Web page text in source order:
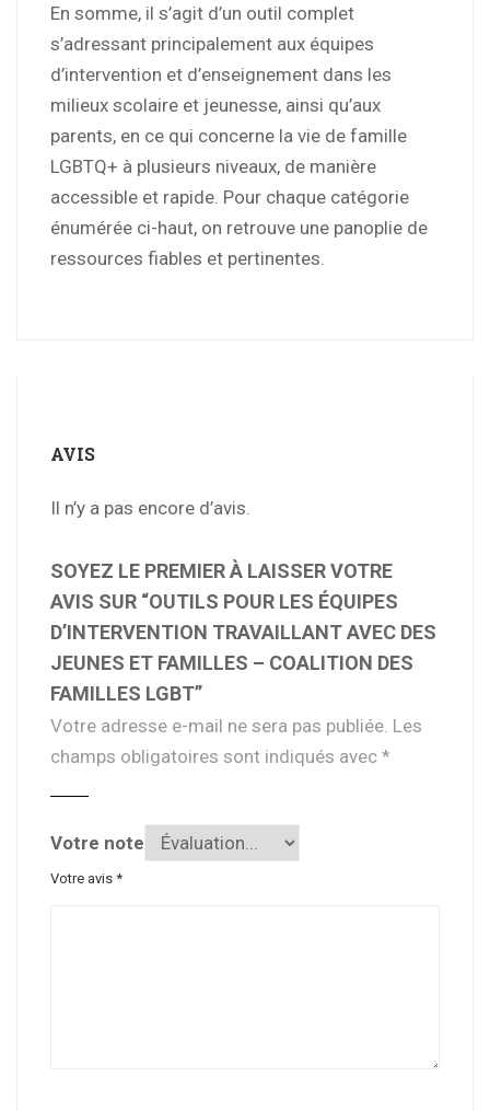
En somme, il s’agit d’un outil complet
s’adressant principalement aux équipes
d’intervention et d’enseignement dans les
milieux scolaire et jeunesse, ainsi qu’aux
parents, en ce qui concerne la vie de famille
LGBTQ+ à plusieurs niveaux, de manière
accessible et rapide. Pour chaque catégorie
énumérée ci-haut, on retrouve une panoplie de
ressources fiables et pertinentes.
AVIS
Il n’y a pas encore d’avis.
SOYEZ LE PREMIER À LAISSER VOTRE
AVIS SUR “OUTILS POUR LES ÉQUIPES
D’INTERVENTION TRAVAILLANT AVEC DES
JEUNES ET FAMILLES – COALITION DES
FAMILLES LGBT”
Votre adresse e-mail ne sera pas publiée. Les
champs obligatoires sont indiqués avec *
Votre note
Votre avis *